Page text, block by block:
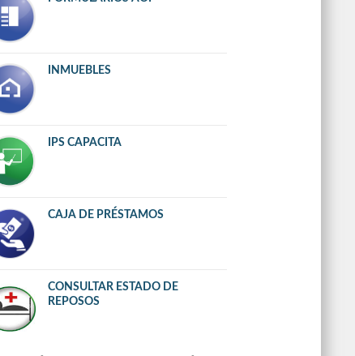
INMUEBLES
IPS CAPACITA
CAJA DE PRÉSTAMOS
CONSULTAR ESTADO DE
REPOSOS